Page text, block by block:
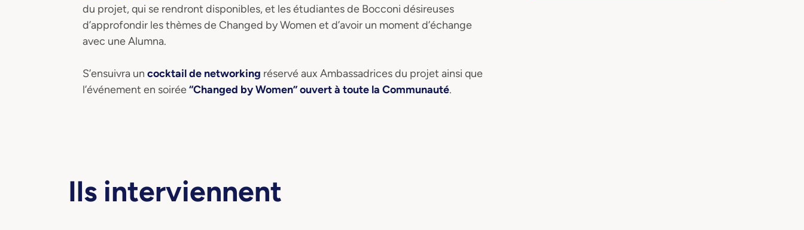
du projet, qui se rendront disponibles, et les étudiantes de Bocconi désireuses
d’approfondir les thèmes de Changed by Women et d’avoir un moment d’échange
avec une Alumna.
S’ensuivra un cocktail de networking réservé aux Ambassadrices du projet ainsi que
l’événement en soirée“Changed by Women” ouvert à toute la Communauté.
Ils interviennent